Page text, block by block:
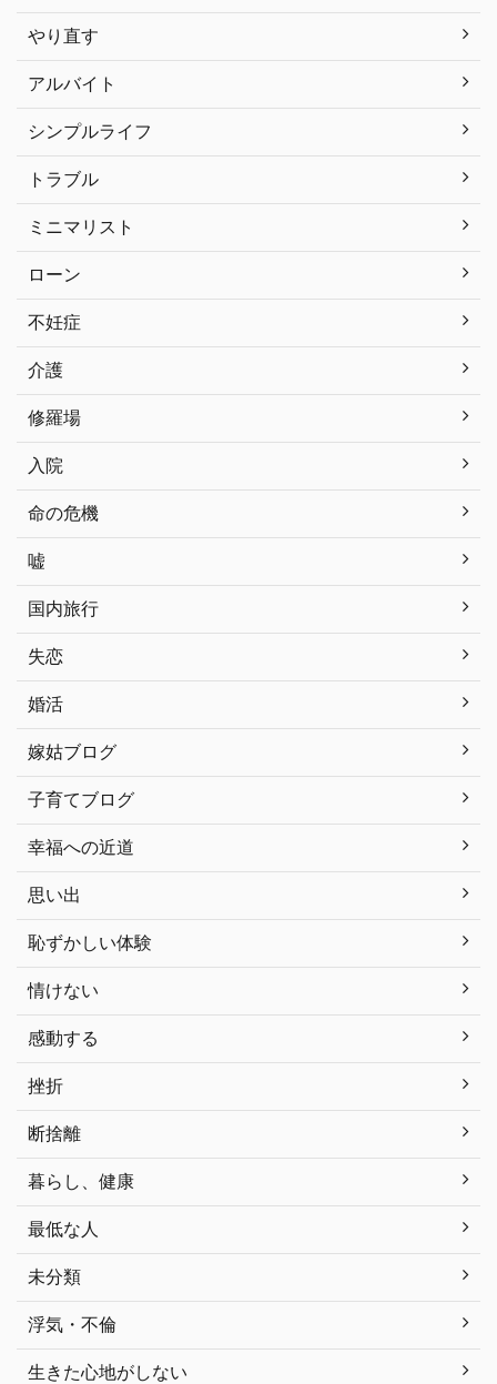
やり直す
アルバイト
シンプルライフ
トラブル
ミニマリスト
ローン
不妊症
介護
修羅場
入院
命の危機
嘘
国内旅行
失恋
婚活
嫁姑ブログ
子育てブログ
幸福への近道
思い出
恥ずかしい体験
情けない
感動する
挫折
断捨離
暮らし、健康
最低な人
未分類
浮気・不倫
生きた心地がしない